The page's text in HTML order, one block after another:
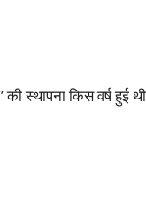
स्थापना किस वर्ष हुई